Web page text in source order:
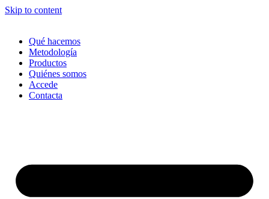
Skip to content
Qué hacemos
Metodología
Productos
Quiénes somos
Accede
Contacta